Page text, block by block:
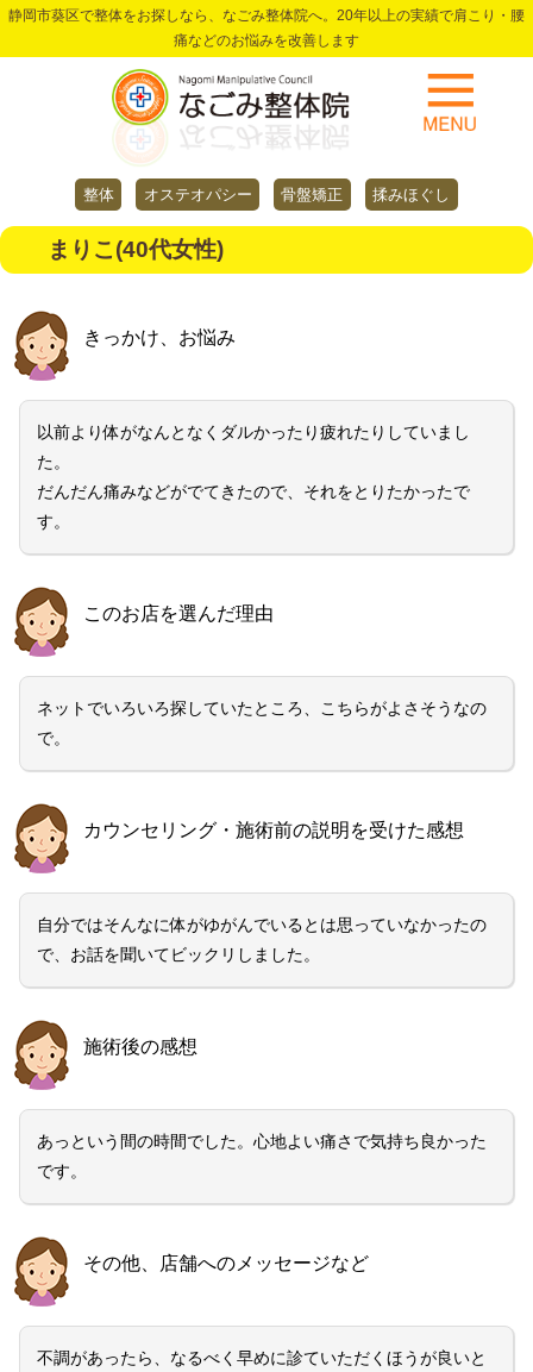
静岡市葵区で整体をお探しなら、なごみ整体院へ。20年以上の実績で肩こり・腰
痛などのお悩みを改善します
整体 オステオパシー 骨盤矯正 揉みほぐし
まりこ(40代女性)
きっかけ、お悩み
以前より体がなんとなくダルかったり疲れたりしていまし
た。
だんだん痛みなどがでてきたので、それをとりたかったで
す。
このお店を選んだ理由
ネットでいろいろ探していたところ、こちらがよさそうなの
で。
カウンセリング・施術前の説明を受けた感想
自分ではそんなに体がゆがんでいるとは思っていなかったの
で、お話を聞いてビックリしました。
施術後の感想
あっという間の時間でした。心地よい痛さで気持ち良かった
です。
その他、店舗へのメッセージなど
不調があったら、なるべく早めに診ていただくほうが良いと